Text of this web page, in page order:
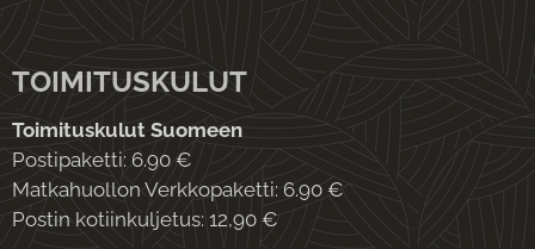
TOIMITUSKULUT
Toimituskulut Suomeen
Postipaketti: 6.90 €
Matkahuollon Verkkopaketti: 6.90 €
Postin kotiinkuljetus: 12,90 €